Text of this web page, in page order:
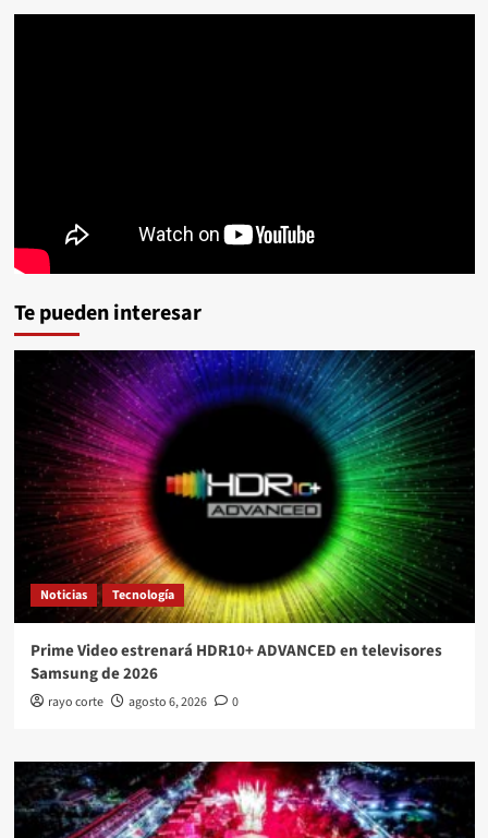
Te pueden interesar
Noticias Tecnología
Prime Video estrenará HDR10+ ADVANCED en televisores
Samsung de 2026
rayo corte agosto 6, 2026 0